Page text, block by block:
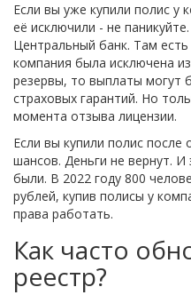
Если вы уже купили полис у
её исключили - не
Центральный банк. Там
компания была исключена
резервы, то выплаты могут
страховых гарантий. Но
момента отзыва лицензии.
Если вы купили полис после
шансов. Деньги не вернут. И
были. В 2022 году 800
рублей, купив полисы у
права работать.
Как часто
реестр?